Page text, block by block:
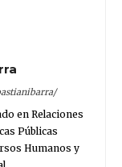
en Relaciones
Públicas
Humanos y